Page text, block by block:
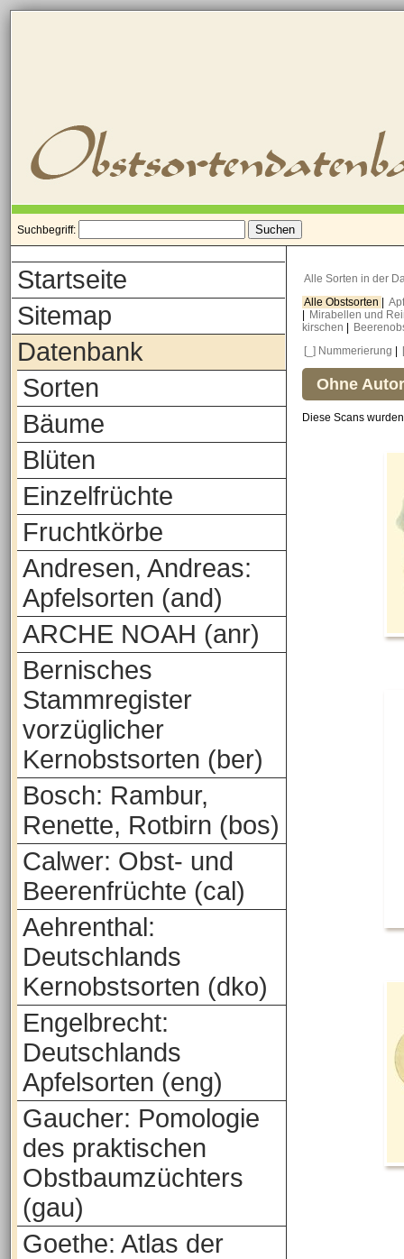
Suchbegriff:
Startseite
Sitemap
Datenbank
Sorten
Bäume
Blüten
Einzelfrüchte
Fruchtkörbe
Andresen, Andreas:
Apfelsorten (and)
ARCHE NOAH (anr)
Bernisches
Stammregister
vorzüglicher
Kernobstsorten (ber)
Bosch: Rambur,
Renette, Rotbirn (bos)
Calwer: Obst- und
Beerenfrüchte (cal)
Aehrenthal:
Deutschlands
Kernobstsorten (dko)
Engelbrecht:
Deutschlands
Apfelsorten (eng)
Gaucher: Pomologie
des praktischen
Obstbaumzüchters
(gau)
Goethe: Atlas der
Alle Sorten in der
Alle Obstsorten
Mirabellen und
kirschen
[_] Nummerierung
Ohne
Diese Scans